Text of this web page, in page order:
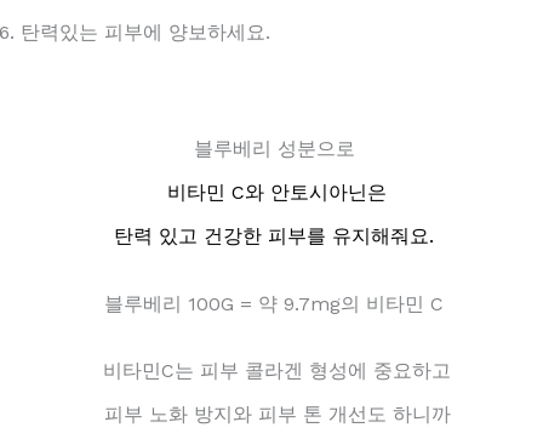
탄력있는 피부에 양보하세요.
블루베리 성분으로
비타민 C와 안토시아닌은
탄력 있고 건강한 피부를 유지해줘요.
블루베리 100G = 약 9.7mg의 비타민 C
비타민C는 피부 콜라겐 형성에 중요하고
피부 노화 방지와 피부 톤 개선도 하니까